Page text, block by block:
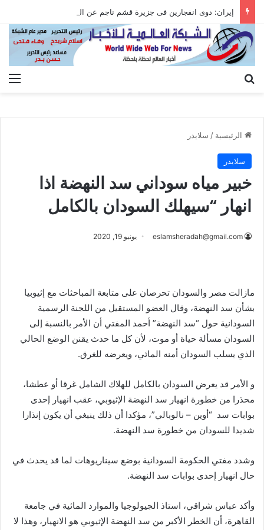
الرئيسية / سلايدر
سلايدر
خبير مياه سوداني سد النهضة اذا
انهار “سيهلك السودان بالكامل
eslamsheradah@gmail.com يونيو 19, 2020
مازالت مصر والسودان تحرصان على متابعة المباحثات مع إثيوبيا
بشأن سد النهضة، وقال العضو المستقيل من اللجنة الرسمية
السودانية حول “سد النهضة” أحمد المفتي أن الأمر بالنسبة إلى
السودان مسألة حياة أو موت، لأن كل ما حدث يقنن الوضع الحالي
الذي يسلب السودان أمنه المائي، ويعرضه للغرق.
و الأمر قد يعرض السودان بالكامل للهلاك الشامل غرقا أو عطشا،
محذرا من خطورة انهيار سد النهضة الإثيوبي، عقب انهيار إحدى
بوابات سد “أوين – نالوبالي”، مؤكدا أن ذلك ينبغي أن يكون إنذارا
شديدا للسودان من خطورة سد النهضة.
وشدد مفتي الحكومة السودانية بوضع سيناريوهات لما قد يحدث في
حال انهيار إحدى بوابات سد النهضة.
وأكد عباس شراقي، استاذ الجيولوجيا والموارد المائية في جامعة
القاهرة، أن الخطر الأكبر من سد النهضة الإثيوبي هو الانهيار، وهذا لا